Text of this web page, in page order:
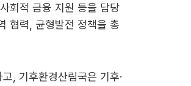
회적 금융 지원 등을 담당
협력, 균형발전 정책을 총
, 기후환경산림국은 기후·